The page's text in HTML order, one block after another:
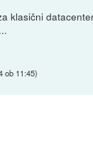
klasični
ob 11:45)